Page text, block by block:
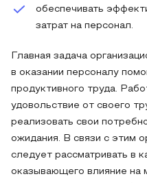
обеспечивать
затрат на персонал.
Главная задача
в оказании персоналу
продуктивного труда.
удовольствие от своего
реализовать свои
ожидания. В связи с этим
следует рассматривать в
оказывающего влияние на